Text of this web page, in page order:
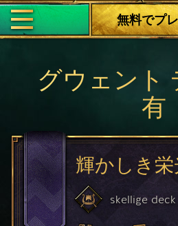
無料でプ
グウェント
有
輝かしき栄
skellige deck